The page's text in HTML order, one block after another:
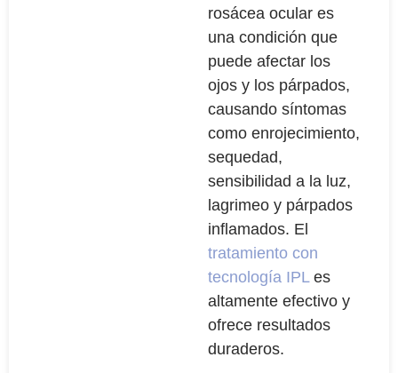
rosácea ocular es
una condición que
puede afectar los
ojos y los párpados,
causando síntomas
como enrojecimiento,
sequedad,
sensibilidad a la luz,
lagrimeo y párpados
inflamados. El
tratamiento con
tecnología IPLes
altamente efectivo y
ofrece resultados
duraderos.